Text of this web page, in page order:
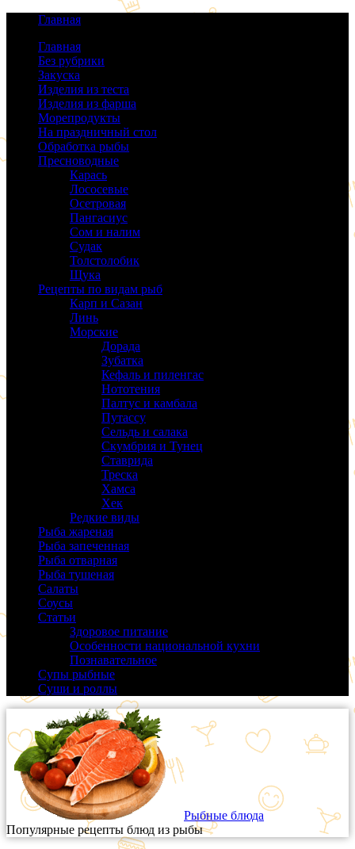
Главная
Главная
Без рубрики
Закуска
Изделия из теста
Изделия из фарша
Морепродукты
На праздничный стол
Обработка рыбы
Пресноводные
Карась
Лососевые
Осетровая
Пангасиус
Сом и налим
Судак
Толстолобик
Щука
Рецепты по видам рыб
Карп и Сазан
Линь
Морские
Дорада
Зубатка
Кефаль и пиленгас
Нототения
Палтус и камбала
Путассу
Сельдь и салака
Скумбрия и Тунец
Ставрида
Треска
Хамса
Хек
Редкие виды
Рыба жареная
Рыба запеченная
Рыба отварная
Рыба тушеная
Салаты
Соусы
Статьи
Здоровое питание
Особенности национальной кухни
Познавательное
Супы рыбные
Суши и роллы
Рыбные блюда
Популярные рецепты блюд из рыбы